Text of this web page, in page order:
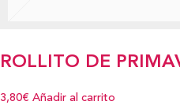
ROLLITO DE
3,80€ Añadir al carrito